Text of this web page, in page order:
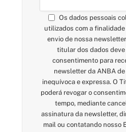
Os dados pessoais
utilizados com a
envio de nossa
titular dos dados
consentimento para
newsletter da ANBA
inequívoca e expressa. O
poderá revogar o
tempo, mediante
assinatura da newsletter,
mail ou contatando nosso